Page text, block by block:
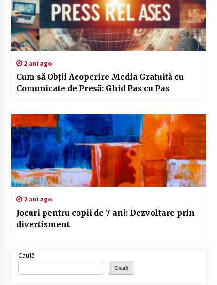
2 ani ago
Cum să Obții Acoperire Media Gratuită cu
Comunicate de Presă: Ghid Pas cu Pas
2 ani ago
Jocuri pentru copii de 7 ani: Dezvoltare prin
divertisment
Caută
Caută